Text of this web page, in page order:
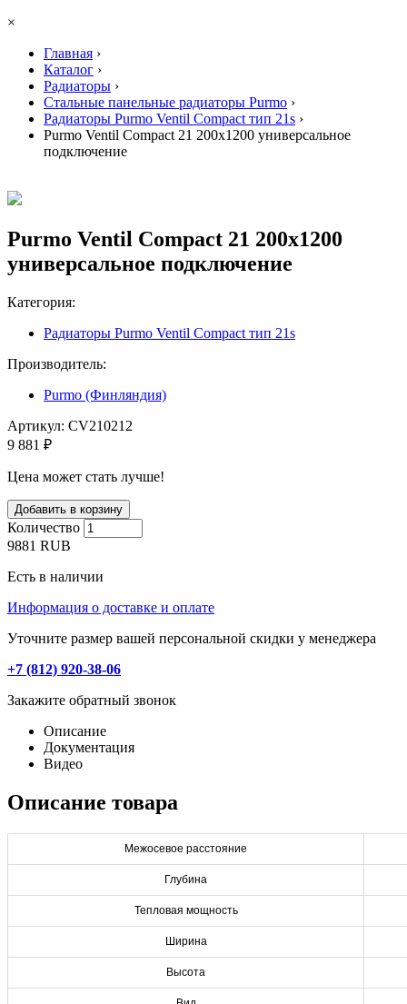
×
Главная ›
Каталог ›
Радиаторы ›
Стальные панельные радиаторы Purmo ›
Радиаторы Purmo Ventil Compact тип 21s ›
Purmo Ventil Compact 21 200x1200 универсальное
подключение
Purmo Ventil Compact 21 200x1200
универсальное подключение
Категория:
Радиаторы Purmo Ventil Compact тип 21s
Производитель:
Purmo (Финляндия)
Артикул: CV210212
9 881 ₽
Цена может стать лучше!
Количество
9881 RUB
Есть в наличии
Информация о доставке и оплате
Уточните размер вашей персональной скидки у менеджера
+7 (812) 920-38-06
Закажите обратный звонок
Описание
Документация
Видео
Описание товара
Межосевое расстояние
Глубина
Тепловая мощность
Ширина
Высота